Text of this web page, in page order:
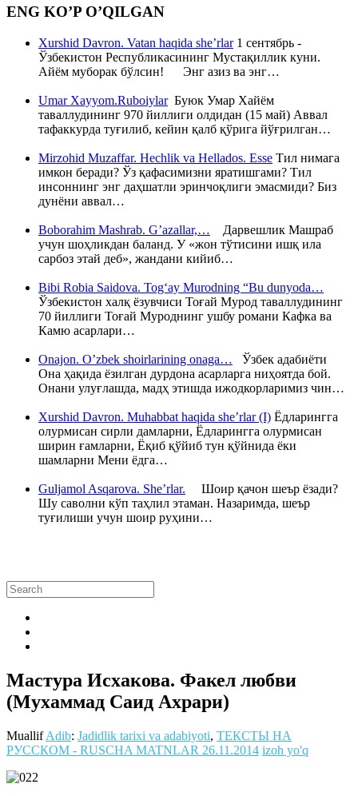
ENG KO’P O’QILGAN
Xurshid Davron. Vatan haqida she’rlar1 сентябрь -
Ўзбекистон Республикасининг Мустақиллик куни.
Айём муборак бўлсин! Энг азиз ва энг…
Umar Xayyom.RuboiylarБуюк Умар Хайём
таваллудининг 970 йиллиги олдидан (15 май) Аввал
тафаккурда туғилиб, кейин қалб қўрига йўғрилган…
Mirzohid Muzaffar. Hechlik va Hellados. Esse Тил нимага
имкон беради? Ўз қафасимизни яратишгами? Тил
инсоннинг энг даҳшатли эринчоқлиги эмасмиди? Биз
дунёни аввал…
Boborahim Mashrab. G’azallar,… Дарвешлик Машраб
учун шоҳликдан баланд. У «жон тўтисини ишқ ила
сарбоз этай деб», жандани кийиб…
Bibi Robia Saidova. Tog‘ay Murodning “Bu dunyoda…
Ўзбекистон халқ ёзувчиси Тоғай Мурод таваллудининг
70 йиллиги Тоғай Муроднинг ушбу романи Кафка ва
Камю асарлари…
Onajon. O’zbek shoirlarining onaga… Ўзбек адабиёти
Она ҳақида ёзилган дурдона асарларга ниҳоятда бой.
Онани улуғлашда, мадҳ этишда ижодкорларимиз чин…
Xurshid Davron. Muhabbat haqida she’rlar (I) Ёдларингга
олурмисан сирли дамларни, Ёдларингга олурмисан
ширин ғамларни, Ёқиб қўйиб тун қўйнида ёки
шамларни Мени ёдга…
Guljamol Asqarova. She’rlar. Шоир қачон шеър ёзади?
Шу саволни кўп таҳлил этаман. Назаримда, шеър
туғилиши учун шоир руҳини…
Мастура Исхакова. Факел любви
(Мухаммад Саид Ахрари)
MuallifAdib: Jadidlik tarixi va adabiyoti, ТЕКСТЫ НА
РУССКОМ - RUSCHA MATNLAR 26.11.2014 izoh yo'q